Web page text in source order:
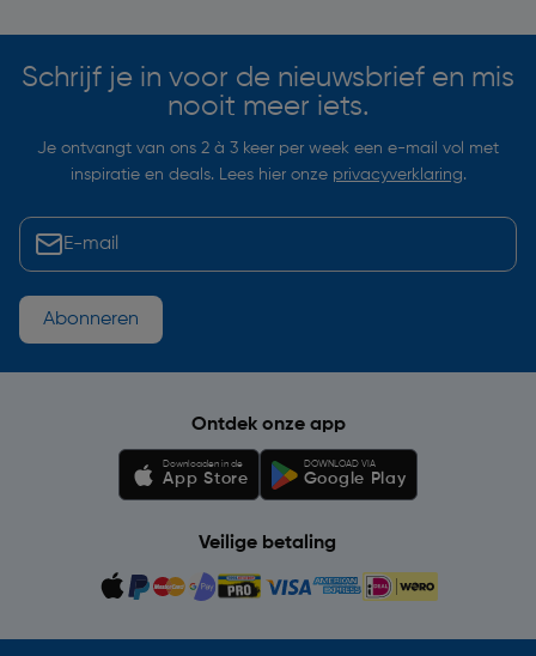
Schrijf je in voor de nieuwsbrief en mis
nooit meer iets.
Je ontvangt van ons 2 à 3 keer per week een e-mail vol met
inspiratie en deals. Lees hier onze privacyverklaring.
Abonneren
Ontdek onze app
Downloaden in de
App Store
DOWNLOAD VIA
Google Play
Veilige betaling